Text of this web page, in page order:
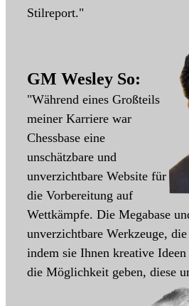
Stilreport."
GM Wesley So:
"Während eines Großteils
meiner Karriere war
Chessbase eine
unschätzbare und
unverzichtbare Website für
die Vorbereitung auf
Wettkämpfe. Die Megabase
unverzichtbare Werkzeuge,
indem sie Ihnen kreative
die Möglichkeit geben, diese